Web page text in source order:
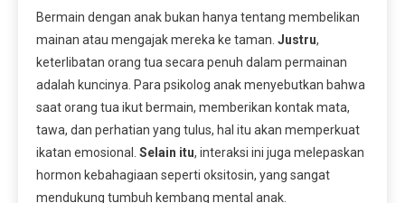
Bermain dengan anak bukan hanya tentang membelikan
mainan atau mengajak mereka ke taman. Justru,
keterlibatan orang tua secara penuh dalam permainan
adalah kuncinya. Para psikolog anak menyebutkan bahwa
saat orang tua ikut bermain, memberikan kontak mata,
tawa, dan perhatian yang tulus, hal itu akan memperkuat
ikatan emosional. Selain itu, interaksi ini juga melepaskan
hormon kebahagiaan seperti oksitosin, yang sangat
mendukung tumbuh kembang mental anak.